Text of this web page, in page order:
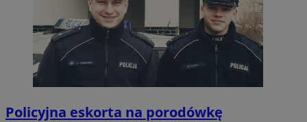
Policyjna eskorta na porodówkę